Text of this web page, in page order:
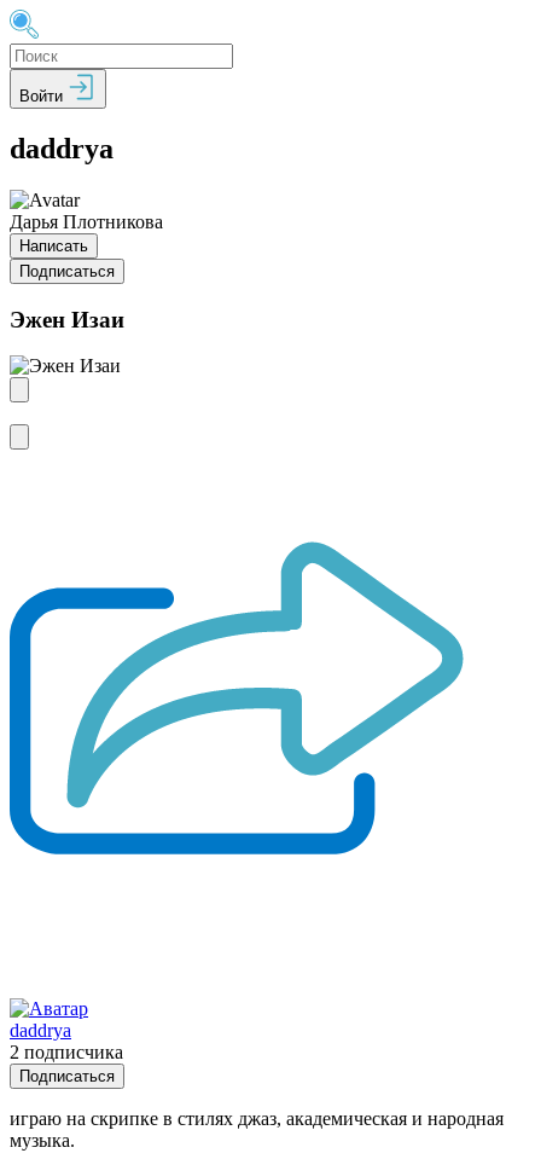
Войти
daddrya
Дарья Плотникова
Написать
Подписаться
Эжен Изаи
daddrya
2 подписчика
Подписаться
играю на скрипке в стилях джаз, академическая и народная
музыка.